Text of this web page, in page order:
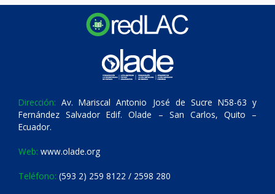
Dirección: Av. Mariscal Antonio José de Sucre N58-63 y
Fernández Salvador Edif. Olade – San Carlos, Quito –
Ecuador.
Web: www.olade.org
Teléfono: (593 2) 259 8122 / 2598 280